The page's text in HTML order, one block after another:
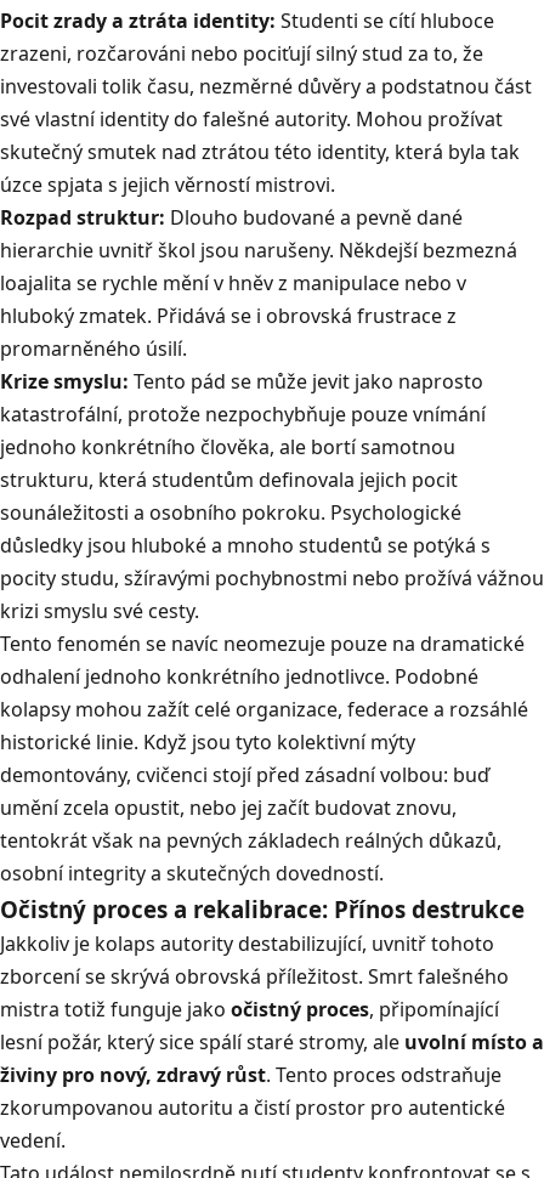
Pocit zrady a ztráta identity: Studenti se cítí hluboce
zrazeni, rozčarováni nebo pociťují silný stud za to, že
investovali tolik času, nezměrné důvěry a podstatnou část
své vlastní identity do falešné autority. Mohou prožívat
skutečný smutek nad ztrátou této identity, která byla tak
úzce spjata s jejich věrností mistrovi.
Rozpad struktur: Dlouho budované a pevně dané
hierarchie uvnitř škol jsou narušeny. Někdejší bezmezná
loajalita se rychle mění v hněv z manipulace nebo v
hluboký zmatek. Přidává se i obrovská frustrace z
promarněného úsilí.
Krize smyslu: Tento pád se může jevit jako naprosto
katastrofální, protože nezpochybňuje pouze vnímání
jednoho konkrétního člověka, ale bortí samotnou
strukturu, která studentům definovala jejich pocit
sounáležitosti a osobního pokroku. Psychologické
důsledky jsou hluboké a mnoho studentů se potýká s
pocity studu, sžíravými pochybnostmi nebo prožívá vážnou
krizi smyslu své cesty.
Tento fenomén se navíc neomezuje pouze na dramatické
odhalení jednoho konkrétního jednotlivce. Podobné
kolapsy mohou zažít celé organizace, federace a rozsáhlé
historické linie. Když jsou tyto kolektivní mýty
demontovány, cvičenci stojí před zásadní volbou: buď
umění zcela opustit, nebo jej začít budovat znovu,
tentokrát však na pevných základech reálných důkazů,
osobní integrity a skutečných dovedností.
Očistný proces a rekalibrace: Přínos destrukce
Jakkoliv je kolaps autority destabilizující, uvnitř tohoto
zborcení se skrývá obrovská příležitost. Smrt falešného
mistra totiž funguje jako očistný proces, připomínající
lesní požár, který sice spálí staré stromy, ale uvolní místo a
živiny pro nový, zdravý růst. Tento proces odstraňuje
zkorumpovanou autoritu a čistí prostor pro autentické
vedení.